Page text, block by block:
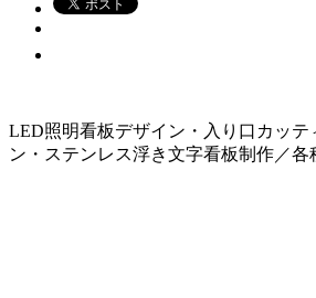
LED照明看板デザイン・入り口カッテ
ン・ステンレス浮き文字看板制作／各